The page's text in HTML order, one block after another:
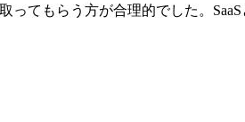
てもらう方が合理的でした。